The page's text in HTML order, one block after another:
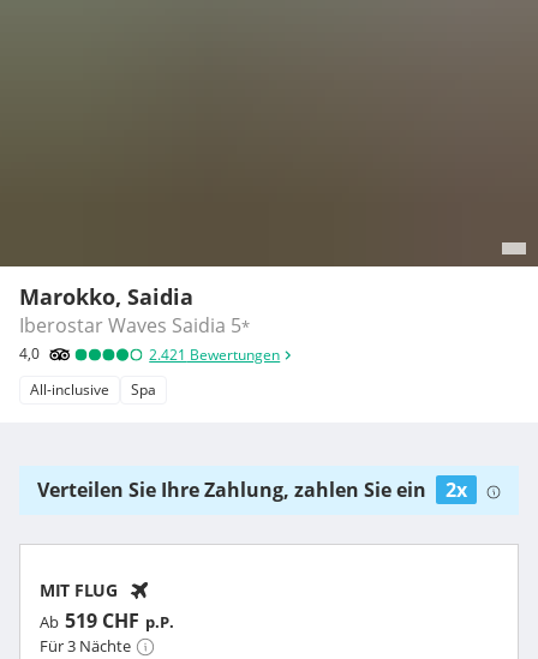
Marokko, Saidia
Iberostar Waves Saidia 5*
4,0 2.421 Bewertungen
All-inclusive
Spa
Verteilen Sie Ihre Zahlung, zahlen Sie ein 2x
MIT FLUG
Ab 519 CHF p.P.
Für 3 Nächte